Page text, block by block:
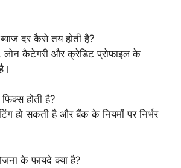
दर कैसे तय होती है?
लोन कैटेगरी और क्रेडिट प्रोफाइल के
होती है?
हो सकती है और बैंक के नियमों पर निर्भर
के फायदे क्या है?